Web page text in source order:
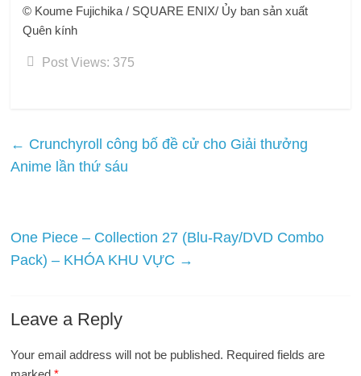
© Koume Fujichika / SQUARE ENIX/ Ủy ban sản xuất
Quên kính
Post Views: 375
← Crunchyroll công bố đề cử cho Giải thưởng
Anime lần thứ sáu
One Piece – Collection 27 (Blu-Ray/DVD Combo
Pack) – KHÓA KHU VỰC →
Leave a Reply
Your email address will not be published. Required fields are